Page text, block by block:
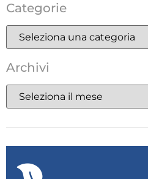
Categorie
Archivi